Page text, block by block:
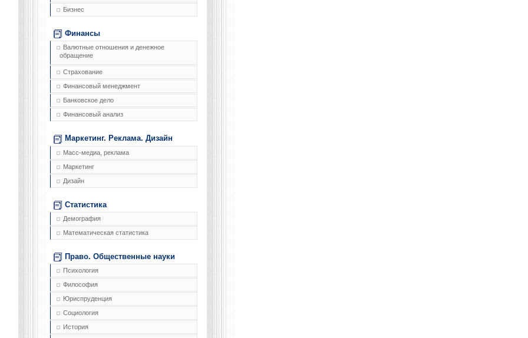
Бизнес
Финансы
Валютные отношения и денежное
обращение
Страхование
Финансовый менеджмент
Банковское дело
Финансовый анализ
Маркетинг. Реклама. Дизайн
Масс-медиа, реклама
Маркетинг
Дизайн
Статистика
Демография
Математическая статистика
Право. Общественные науки
Психология
Философия
Юриспруденция
Социология
История